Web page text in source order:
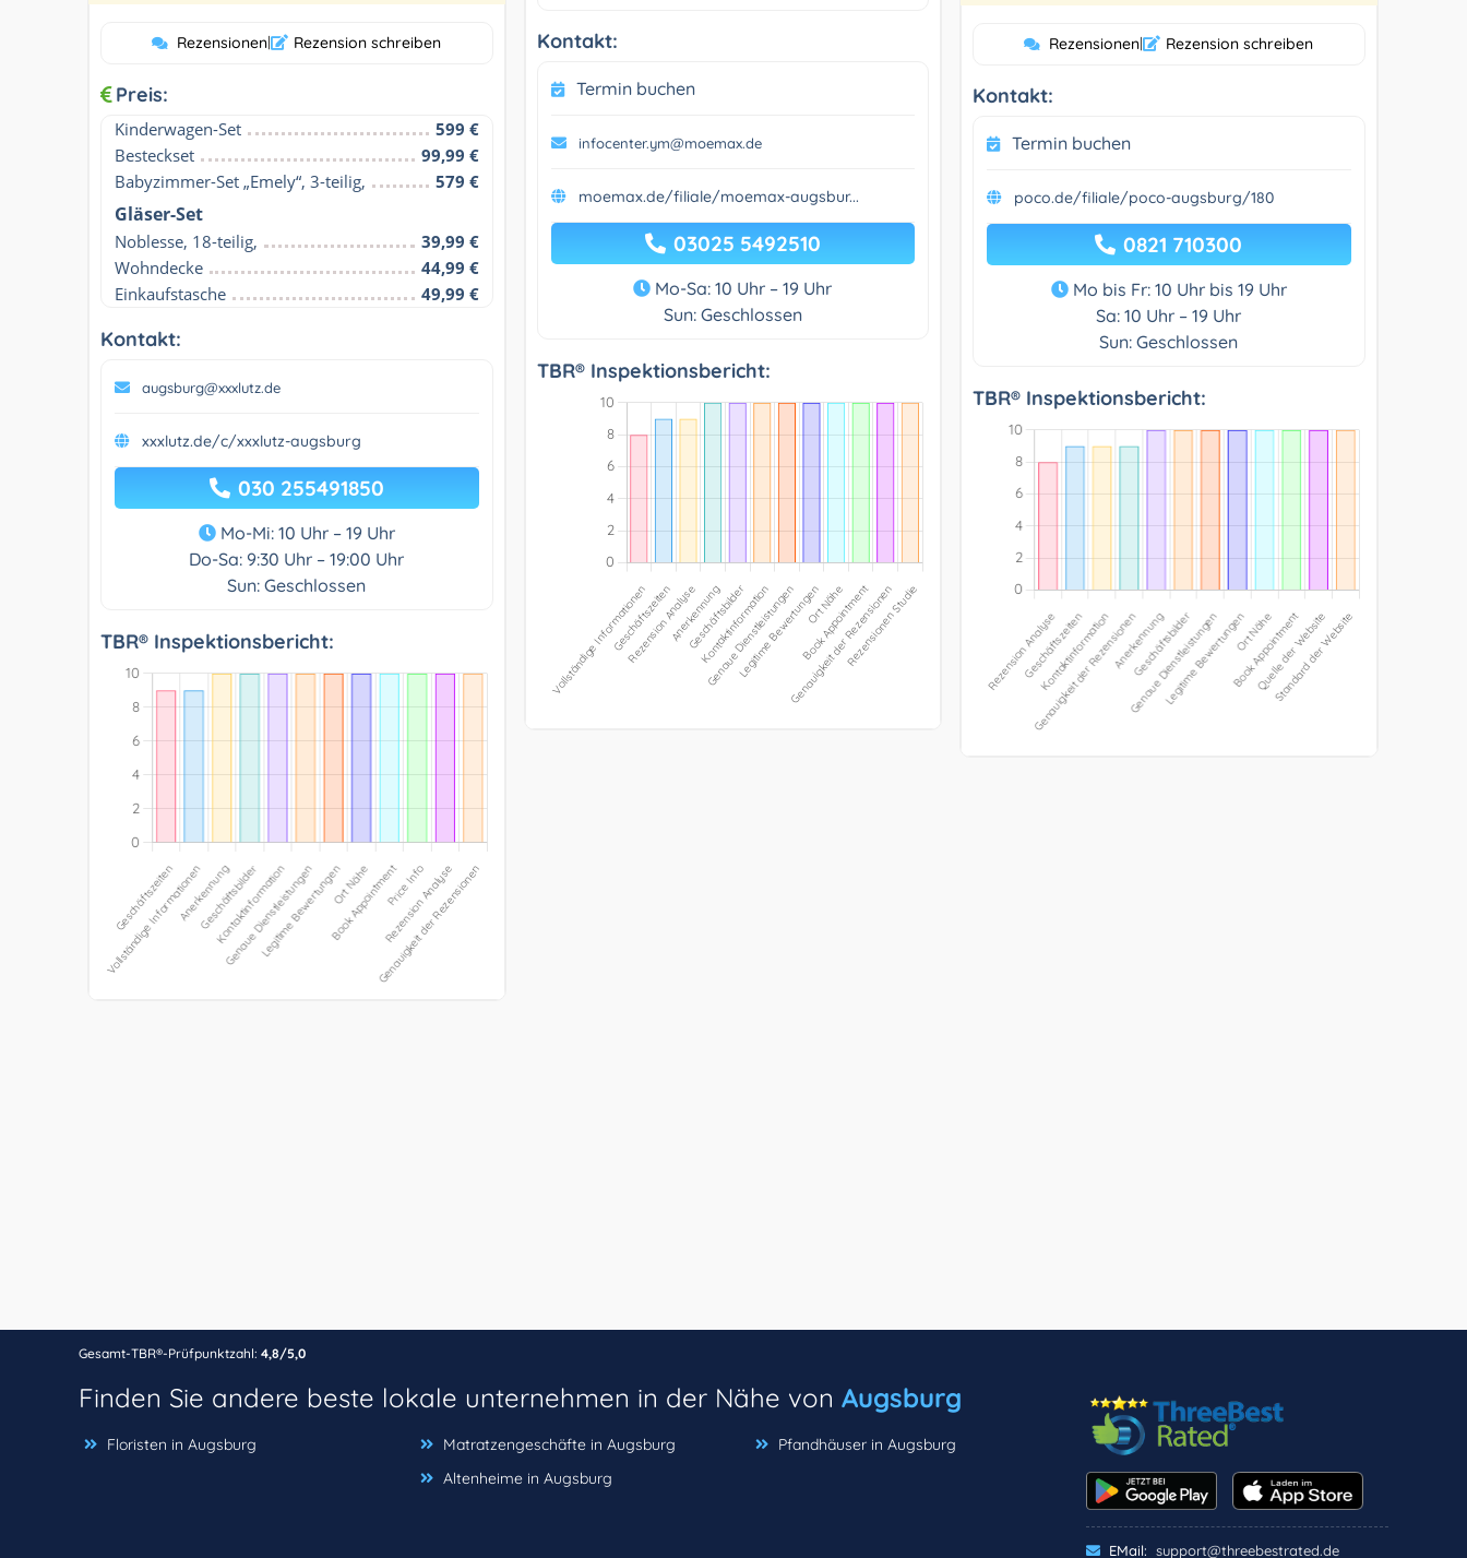
Rezensionen| Rezension schreiben
Preis:
Kinderwagen-Set
599 €
Besteckset
99,99 €
Babyzimmer-Set „Emely“, 3-teilig,
579 €
Gläser-Set
Noblesse, 18-teilig,
39,99 €
Wohndecke
44,99 €
Einkaufstasche
49,99 €
Kontakt:
augsburg@xxxlutz.de
xxxlutz.de/c/xxxlutz-augsburg
030 255491850
Mo-Mi: 10 Uhr – 19 Uhr
Do-Sa: 9:30 Uhr – 19:00 Uhr
Sun: Geschlossen
TBR® Inspektionsbericht:
Kontakt:
Termin buchen
infocenter.ym@moemax.de
moemax.de/filiale/moemax-augsbur...
03025 5492510
Mo-Sa: 10 Uhr – 19 Uhr
Sun: Geschlossen
TBR® Inspektionsbericht:
Rezensionen| Rezension schreiben
Kontakt:
Termin buchen
poco.de/filiale/poco-augsburg/180
0821 710300
Mo bis Fr: 10 Uhr bis 19 Uhr
Sa: 10 Uhr – 19 Uhr
Sun: Geschlossen
TBR® Inspektionsbericht:
Gesamt-TBR®-Prüfpunktzahl: 4,8/5,0
Finden Sie andere beste lokale unternehmen in der Nähe von Augsburg
Floristen in Augsburg
Matratzengeschäfte in Augsburg
Altenheime in Augsburg
Pfandhäuser in Augsburg
EMail: support@threebestrated.de